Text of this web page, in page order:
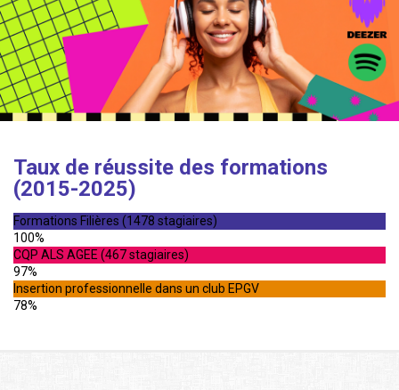
Taux de réussite des formations
(2015-2025)
Formations Filières (1478 stagiaires)
100%
CQP ALS AGEE (467 stagiaires)
97%
Insertion professionnelle dans un club EPGV
78%